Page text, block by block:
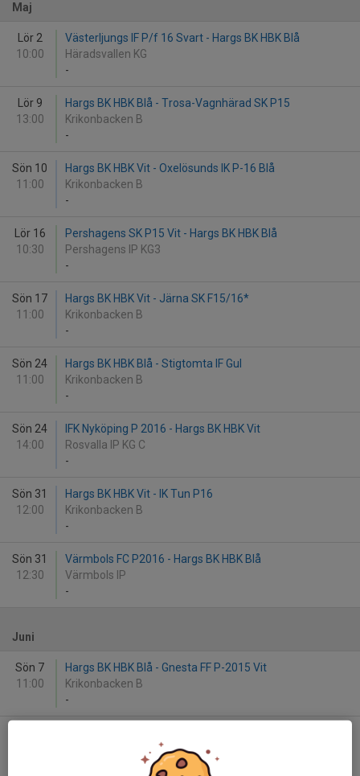
Maj
Lör 2
10:00
Västerljungs IF P/f 16 Svart - Hargs BK HBK Blå
Häradsvallen KG
-
Lör 9
13:00
Hargs BK HBK Blå - Trosa-Vagnhärad SK P15
Krikonbacken B
-
Sön 10
11:00
Hargs BK HBK Vit - Oxelösunds IK P-16 Blå
Krikonbacken B
-
Lör 16
10:30
Pershagens SK P15 Vit - Hargs BK HBK Blå
Pershagens IP KG3
-
Sön 17
11:00
Hargs BK HBK Vit - Järna SK F15/16*
Krikonbacken B
-
Sön 24
11:00
Hargs BK HBK Blå - Stigtomta IF Gul
Krikonbacken B
-
Sön 24
14:00
IFK Nyköping P 2016 - Hargs BK HBK Vit
Rosvalla IP KG C
-
Sön 31
12:00
Hargs BK HBK Vit - IK Tun P16
Krikonbacken B
-
Sön 31
12:30
Värmbols FC P2016 - Hargs BK HBK Blå
Värmbols IP
-
Juni
Sön 7
11:00
Hargs BK HBK Blå - Gnesta FF P-2015 Vit
Krikonbacken B
-